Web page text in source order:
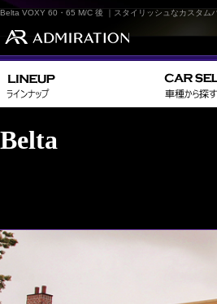
Belta VOXY 60・65 M/C 後 ｜スタイリッシュなカスタム
Belta